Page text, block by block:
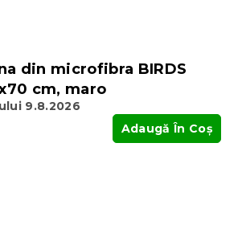
din microfibra BIRDS
cm, maro
9.8.2026
Adaugă În Coş